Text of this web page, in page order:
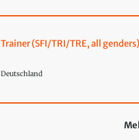
Trainer (SFI/TRI/TRE, all genders)
Deutschland